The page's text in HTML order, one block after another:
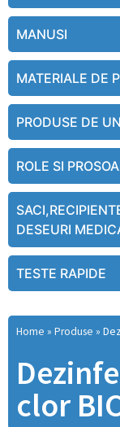
MANUSI
MATERIALE DE
PRODUSE DE
ROLE SI
DESEURI
TESTE RAPIDE
Home » Produse »
clor